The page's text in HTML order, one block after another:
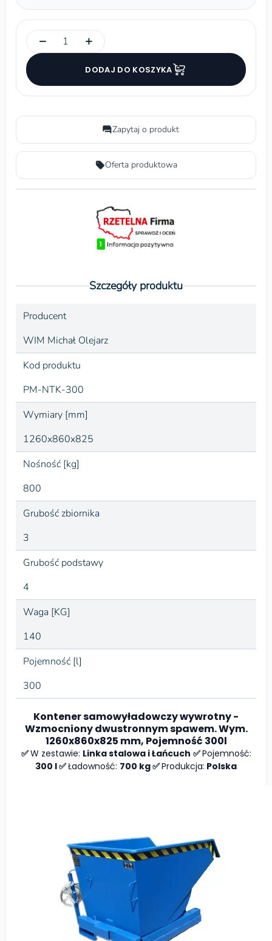
− +
DODAJ DO KOSZYKA
Zapytaj o produkt
Oferta produktowa
Szczegóły produktu
Producent
WIM Michał Olejarz
Kod produktu
PM-NTK-300
Wymiary [mm]
1260x860x825
Nośność [kg]
800
Grubość zbiornika
3
Grubość podstawy
4
Waga [KG]
140
Pojemność [l]
300
Kontener samowyładowczy wywrotny -
Wzmocniony dwustronnym spawem. Wym.
1260x860x825 mm, Pojemność 300l
✅W zestawie: Linka stalowa i Łańcuch ✅Pojemność:
300 l ✅Ładowność: 700 kg ✅Produkcja: Polska